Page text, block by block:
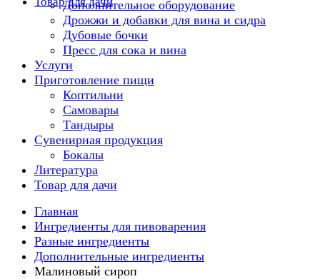
Дополнительное оборудование
Дрожжи и добавки для вина и сидра
Дубовые бочки
Пресс для сока и вина
Услуги
Приготовление пищи
Коптильни
Самовары
Тандыры
Сувенирная продукция
Бокалы
Литература
Товар для дачи
Главная
Ингредиенты для пивоварения
Разные ингредиенты
Дополнительные ингредиенты
Малиновый сироп